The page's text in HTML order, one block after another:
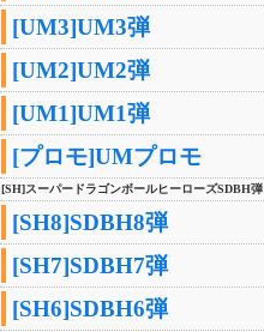
[UM3]UM3弾
[UM2]UM2弾
[UM1]UM1弾
[プロモ]UMプロモ
[SH]スーパードラゴンボールヒーローズSDBH弾
[SH8]SDBH8弾
[SH7]SDBH7弾
[SH6]SDBH6弾